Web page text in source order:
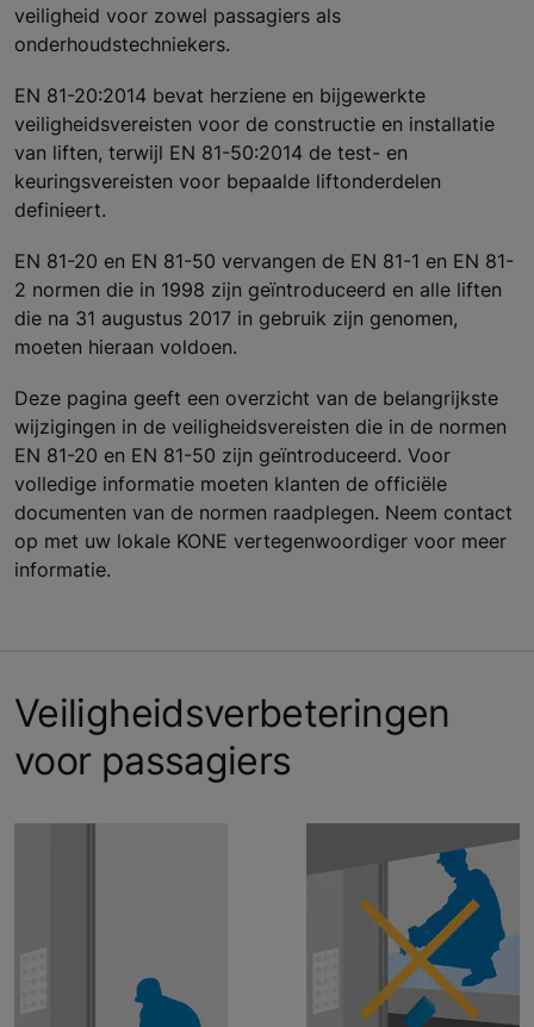
veiligheid voor zowel passagiers als
onderhoudstechniekers.
EN 81-20:2014 bevat herziene en bijgewerkte
veiligheidsvereisten voor de constructie en installatie
van liften, terwijl EN 81-50:2014 de test- en
keuringsvereisten voor bepaalde liftonderdelen
definieert.
EN 81-20 en EN 81-50 vervangen de EN 81-1 en EN 81-
2 normen die in 1998 zijn geïntroduceerd en alle liften
die na 31 augustus 2017 in gebruik zijn genomen,
moeten hieraan voldoen.
Deze pagina geeft een overzicht van de belangrijkste
wijzigingen in de veiligheidsvereisten die in de normen
EN 81-20 en EN 81-50 zijn geïntroduceerd. Voor
volledige informatie moeten klanten de officiële
documenten van de normen raadplegen. Neem contact
op met uw lokale KONE vertegenwoordiger voor meer
informatie.
Veiligheidsverbeteringen
voor passagiers